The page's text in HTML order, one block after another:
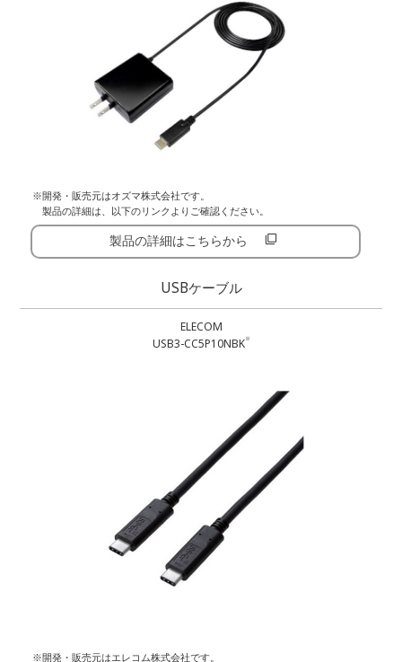
※開発・販売元はオズマ株式会社です。
製品の詳細は、以下のリンクよりご確認ください。
製品の詳細はこちらから
USBケーブル
ELECOM
USB3-CC5P10NBK※
※開発・販売元はエレコム株式会社です。